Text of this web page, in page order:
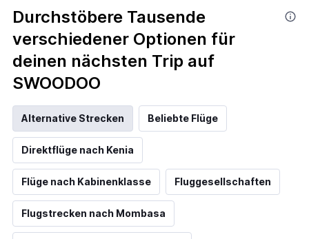
Durchstöbere Tausende
verschiedener Optionen für
deinen nächsten Trip auf
SWOODOO
Alternative Strecken Beliebte Flüge
Direktflüge nach Kenia
Flüge nach Kabinenklasse Fluggesellschaften
Flugstrecken nach Mombasa